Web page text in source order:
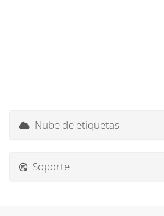
Nube de etiquetas
Soporte